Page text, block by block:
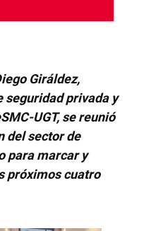
Giráldez,
seguridad privada y
UGT, se reunió
del sector de
para marcar y
próximos cuatro